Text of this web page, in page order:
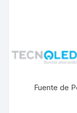
Fuente de